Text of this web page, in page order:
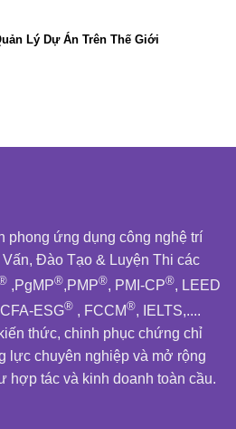
Lý Dự Án Trên Thế Giới
phong ứng dụng công nghệ trí
Đào Tạo & Luyện Thi các
,PgMP®,PMP®, PMI-CP®, LEED
ESG® , FCCM®, IELTS,....
thức, chinh phục chứng chỉ
lực chuyên nghiệp và mở rộng
hợp tác và kinh doanh toàn cầu.